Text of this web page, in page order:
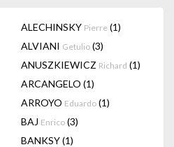
ALECHINSKY Pierre (1)
ALVIANI Getulio (3)
ANUSZKIEWICZ Richard (1)
ARCANGELO (1)
ARROYO Eduardo (1)
BAJ Enrico (3)
BANKSY(1)